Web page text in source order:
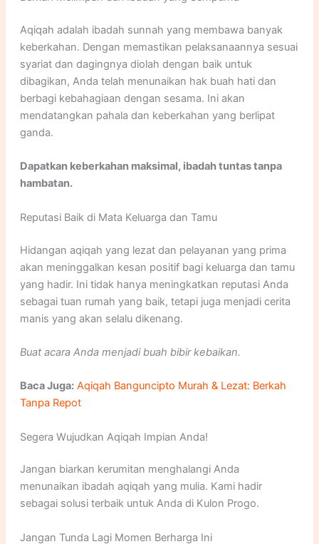
Aqiqah adalah ibadah sunnah yang membawa banyak
keberkahan. Dengan memastikan pelaksanaannya sesuai
syariat dan dagingnya diolah dengan baik untuk
dibagikan, Anda telah menunaikan hak buah hati dan
berbagi kebahagiaan dengan sesama. Ini akan
mendatangkan pahala dan keberkahan yang berlipat
ganda.
Dapatkan keberkahan maksimal, ibadah tuntas tanpa
hambatan.
Reputasi Baik di Mata Keluarga dan Tamu
Hidangan aqiqah yang lezat dan pelayanan yang prima
akan meninggalkan kesan positif bagi keluarga dan tamu
yang hadir. Ini tidak hanya meningkatkan reputasi Anda
sebagai tuan rumah yang baik, tetapi juga menjadi cerita
manis yang akan selalu dikenang.
Buat acara Anda menjadi buah bibir kebaikan.
Baca Juga: Aqiqah Banguncipto Murah & Lezat: Berkah
Tanpa Repot
Segera Wujudkan Aqiqah Impian Anda!
Jangan biarkan kerumitan menghalangi Anda
menunaikan ibadah aqiqah yang mulia. Kami hadir
sebagai solusi terbaik untuk Anda di Kulon Progo.
Jangan Tunda Lagi Momen Berharga Ini